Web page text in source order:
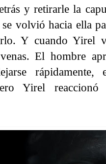
y retirarle la
volvió hacia ella
Y cuando Yirel
El hombre
rápidamente,
Yirel